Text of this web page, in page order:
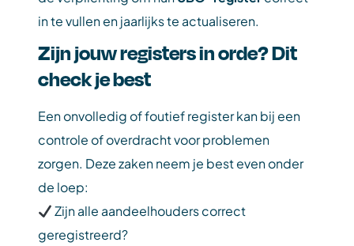
in te vullen en jaarlijks te actualiseren.
Zijn jouw registers in orde? Dit
check je best
Een onvolledig of foutief register kan bij een
controle of overdracht voor problemen
zorgen. Deze zaken neem je best even onder
de loep:
Zijn alle aandeelhouders correct
geregistreerd?